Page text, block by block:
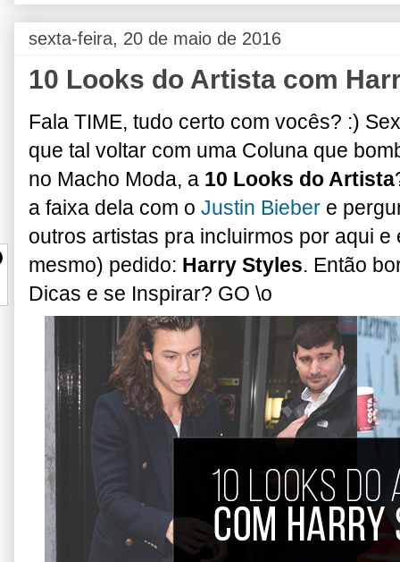
sexta-feira, 20 de maio de 2016
10 Looks do Artista com
Fala TIME, tudo certo com vocês? :)
que tal voltar com uma Coluna que
no Macho Moda, a 10 Looks do Artista
a faixa dela com o Justin Bieber e
outros artistas pra incluirmos por aqui
mesmo) pedido: Harry Styles. Então
Dicas e se Inspirar? GO \o